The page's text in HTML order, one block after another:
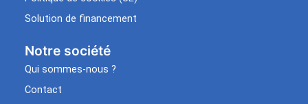
Solution de financement
Notre société
Qui sommes-nous ?
Contact